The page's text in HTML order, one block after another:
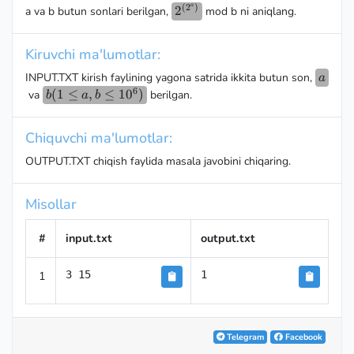
a va b butun sonlari berilgan, 2^{(2^a)}
2(2a ) mod b ni aniqlang.
Kiruvchi ma'lumotlar:
INPUT.TXT kirish faylining yagona satrida ikkita butun son, a
a
va b (1
10^6)
b(1 ≤ a, b ≤ 106) berilgan.
Chiquvchi ma'lumotlar:
OUTPUT.TXT chiqish faylida masala javobini chiqaring.
Misollar
# input.txt output.txt
1 3 15 1
Telegram Facebook